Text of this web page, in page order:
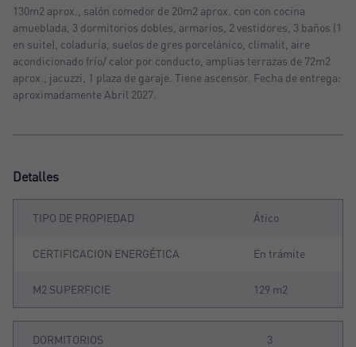
130m2 aprox., salón comedor de 20m2 aprox. con con cocina
amueblada, 3 dormitorios dobles, armarios, 2 vestidores, 3 baños (1
en suite), coladuría, suelos de gres porcelánico, climalit, aire
acondicionado frío/ calor por conducto, amplias terrazas de 72m2
aprox., jacuzzi, 1 plaza de garaje. Tiene ascensor. Fecha de entrega:
aproximadamente Abril 2027.
Detalles
TIPO DE PROPIEDAD Ático
CERTIFICACION ENERGÉTICA En trámite
M2 SUPERFICIE 129 m2
DORMITORIOS 3